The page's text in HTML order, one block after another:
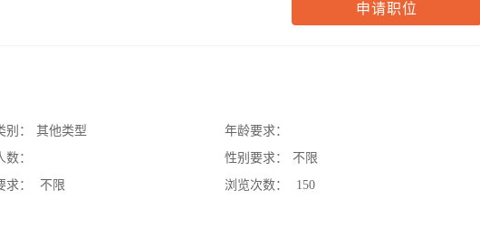
申请职位
：
其他类型
：
：
不限
年龄要求：
性别要求：
不限
浏览次数：
150